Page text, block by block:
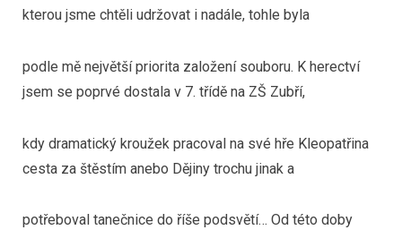
kterou jsme chtěli udržovat i nadále, tohle byla
podle mě největší priorita založení souboru. K herectví
jsem se poprvé dostala v 7. třídě na ZŠ Zubří,
kdy dramatický kroužek pracoval na své hře Kleopatřina
cesta za štěstím anebo Dějiny trochu jinak a
potřeboval tanečnice do říše podsvětí… Od této doby